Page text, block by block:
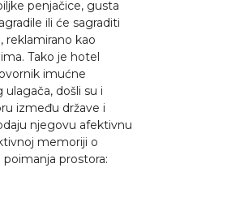
penjačice, gusta
ili će sagraditi
reklamirano kao
Tako je hotel
imućne
došli su i
između države i
njegovu afektivnu
memoriji o
prostora: